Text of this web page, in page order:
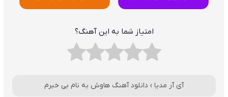
امتیاز شما به این آهنگ؟
آی آر مدیا › دانلود آهنگ هاوش به نام بی خبرم